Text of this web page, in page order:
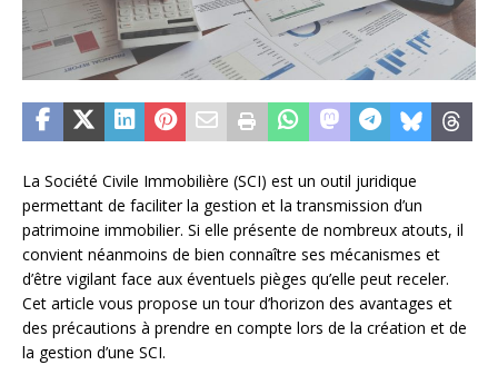
La Société Civile Immobilière (SCI) est un outil juridique
permettant de faciliter la gestion et la transmission d’un
patrimoine immobilier. Si elle présente de nombreux atouts, il
convient néanmoins de bien connaître ses mécanismes et
d’être vigilant face aux éventuels pièges qu’elle peut receler.
Cet article vous propose un tour d’horizon des avantages et
des précautions à prendre en compte lors de la création et de
la gestion d’une SCI.